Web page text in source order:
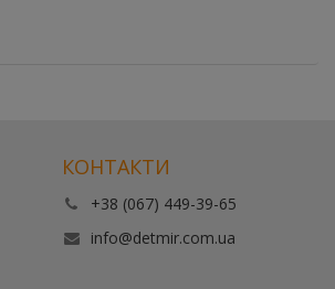
КОНТАКТИ
+38 (067) 449-39-65
info@detmir.com.ua